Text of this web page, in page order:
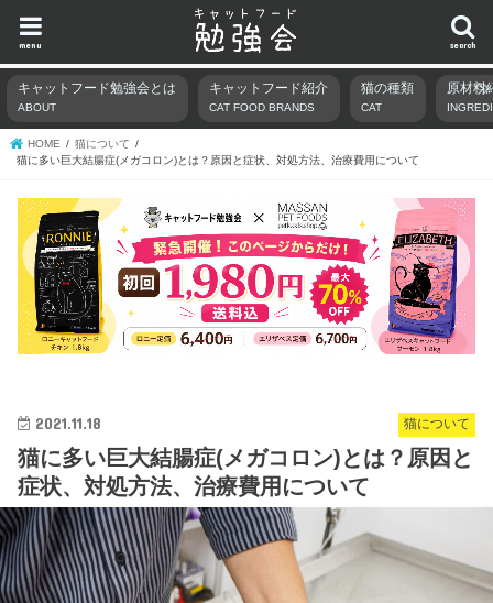
search
menu
キャットフード勉強会とは
ABOUT
キャットフード紹介
CAT FOOD BRANDS
猫の種類
CAT
原材料
HOME
猫について
猫に多い巨大結腸症(メガコロン)とは？原因と症状、対処方法、治療費用について
猫について
2021.11.18
猫に多い巨大結腸症(メガコロン)とは？原因と
症状、対処方法、治療費用について